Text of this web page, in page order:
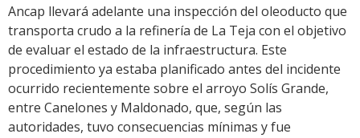
Link
Ancap llevará adelante una inspección del oleoducto que
transporta crudo a la refinería de La Teja con el objetivo
de evaluar el estado de la infraestructura. Este
procedimiento ya estaba planificado antes del incidente
ocurrido recientemente sobre el arroyo Solís Grande,
entre Canelones y Maldonado, que, según las
autoridades, tuvo consecuencias mínimas y fue